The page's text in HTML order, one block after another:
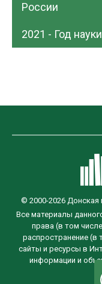
России
2021 - Год
© 2000-2026 Донская
Все материалы
права (в том
распространение (в
сайты и ресурсы в
информации и